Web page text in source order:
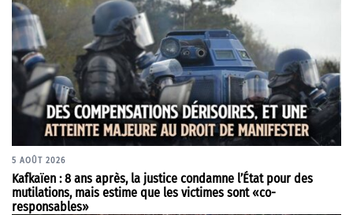
5 AOÛT 2026
Kafkaïen : 8 ans après, la justice condamne l’État pour des
mutilations, mais estime que les victimes sont «co-
responsables»